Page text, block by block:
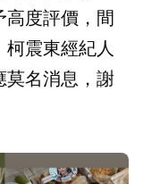
度評價，間
震東經紀人
莫名消息，謝